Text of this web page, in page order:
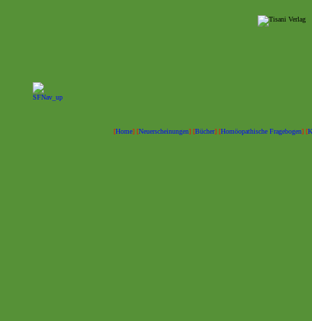
[Home] [Neuerscheinungen] [Bücher] [Homöopathische Fragebogen] [